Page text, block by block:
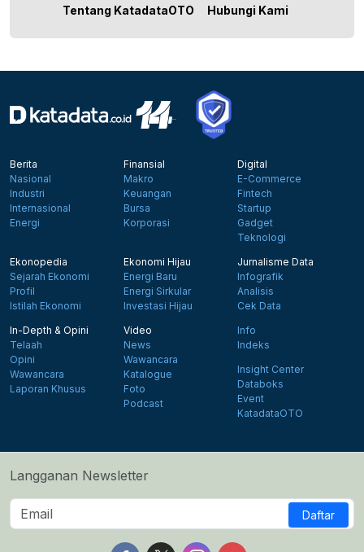
Tentang KatadataOTO Hubungi Kami
Berita
Nasional
Industri
Internasional
Energi
Finansial
Makro
Keuangan
Bursa
Korporasi
Digital
E-Commerce
Fintech
Startup
Gadget
Teknologi
Ekonopedia
Sejarah Ekonomi
Profil
Istilah Ekonomi
Ekonomi Hijau
Energi Baru
Energi Sirkular
Investasi Hijau
Jurnalisme Data
Infografik
Analisis
Cek Data
In-Depth & Opini
Telaah
Opini
Wawancara
Laporan Khusus
Video
News
Wawancara
Katalogue
Foto
Podcast
Info
Indeks
Insight Center
Databoks
Event
KatadataOTO
Langganan Newsletter
Daftar